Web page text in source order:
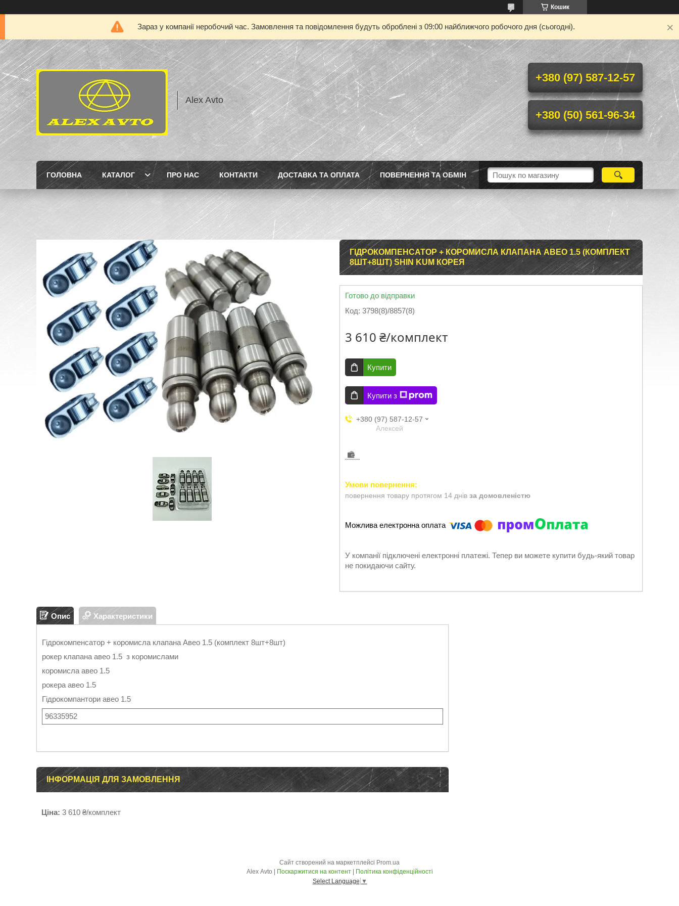
Кошик
Зараз у компанії неробочий час. Замовлення та повідомлення будуть оброблені з 09:00 найближчого робочого дня (сьогодні).
Alex Avto
+380 (97) 587-12-57
+380 (50) 561-96-34
ГОЛОВНА КАТАЛОГ ПРО НАС КОНТАКТИ ДОСТАВКА ТА ОПЛАТА ПОВЕРНЕННЯ ТА ОБМІН
ГІДРОКОМПЕНСАТОР + КОРОМИСЛА КЛАПАНА АВЕО 1.5 (КОМПЛЕКТ
8ШТ+8ШТ) SHIN KUM КОРЕЯ
Готово до відправки
Код: 3798(8)/8857(8)
3 610 ₴/комплект
Купити
Купити з
+380 (97) 587-12-57
Aлексей
повернення товару протягом 14 днів за домовленістю
У компанії підключені електронні платежі. Тепер ви можете купити будь-який товар
не покидаючи сайту.
Опис Характеристики
Гідрокомпенсатор + коромисла клапана Авео 1.5 (комплект 8шт+8шт)
рокер клапана авео 1.5 з коромислами
коромисла авео 1.5
рокера авео 1.5
Гідрокомпантори авео 1.5
96335952
ІНФОРМАЦІЯ ДЛЯ ЗАМОВЛЕННЯ
Ціна: 3 610 ₴/комплект
Сайт створений на маркетплейсі Prom.ua
Поскаржитися на контент
Політика конфіденційності
Select Language ▼